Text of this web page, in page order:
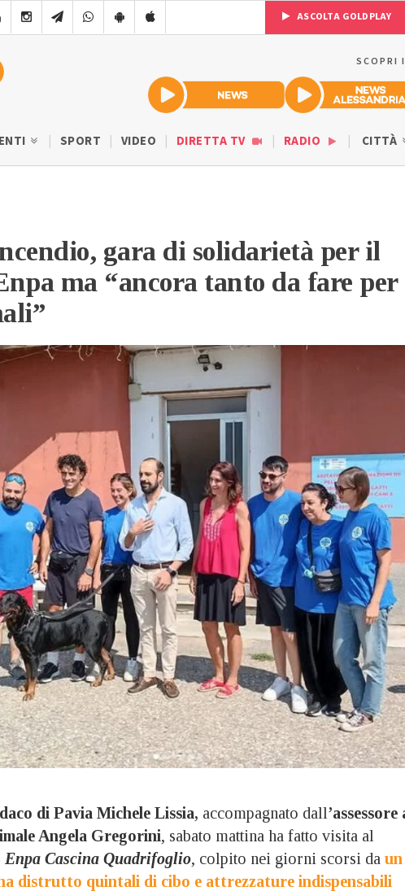
ASCOLTA GOLDPLAY
SCOPRI
SPORT VIDEO DIRETTA TV RADIO CITTÀ
gara di solidarietà per il
ma “ancora tanto da fare per
di Pavia Michele Lissia, accompagnato dall’assessore
Angela Gregorini, sabato mattina ha fatto visita al
Enpa Cascina Quadrifoglio, colpito nei giorni scorsi da un
distrutto quintali di cibo e attrezzature indispensabili